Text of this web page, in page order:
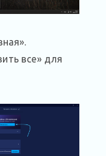
все» для